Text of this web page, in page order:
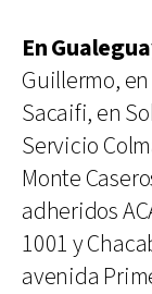
En
Guillermo,
Sacaifi, en
Servicio
Monte
adheridos
1001 y
avenida